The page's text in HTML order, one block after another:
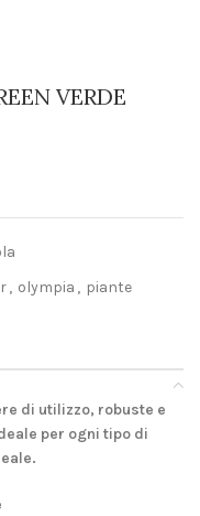
VERDE
, olympia , piante
di utilizzo, robuste e
per ogni tipo di